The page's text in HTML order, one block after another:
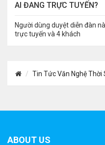
AI ĐANG TRỰC TUYẾN?
Người dùng duyệt diễn đàn
trực tuyến và 4 khách
Tin Tức Văn Nghệ Thời
ABOUT US